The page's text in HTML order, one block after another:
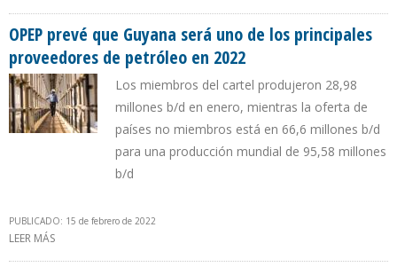
OPEP prevé que Guyana será uno de los principales
proveedores de petróleo en 2022
Los miembros del cartel produjeron 28,98
millones b/d en enero, mientras la oferta de
países no miembros está en 66,6 millones b/d
para una producción mundial de 95,58 millones
b/d
PUBLICADO: 15 de febrero de 2022
LEER MÁS